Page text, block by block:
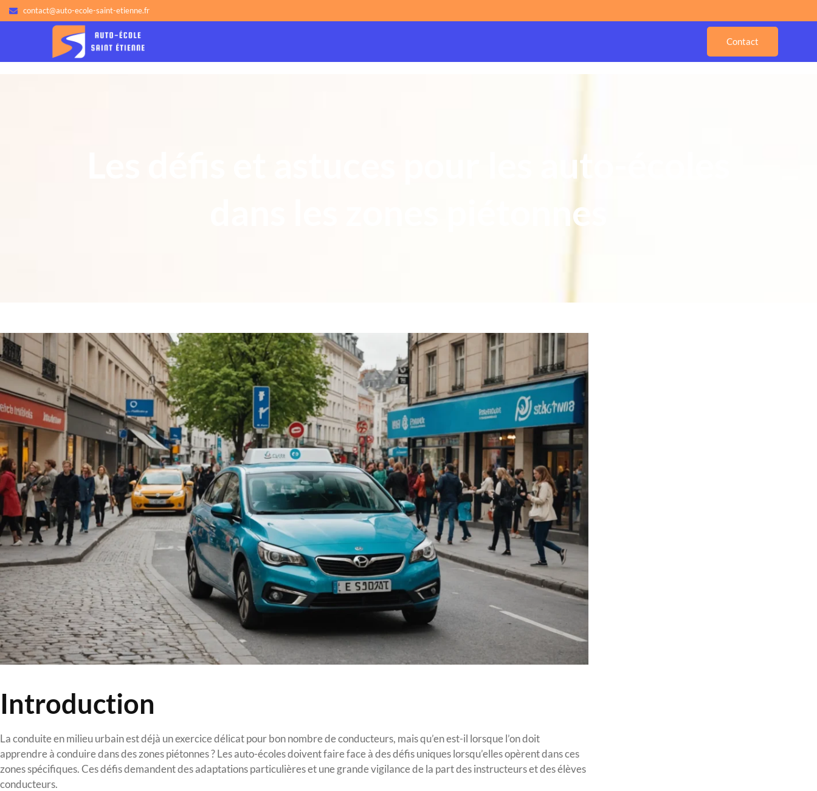
contact@auto-ecole-saint-etienne.fr
Contact
Les défis et astuces pour les auto-écoles
dans les zones piétonnes
Introduction
La conduite en milieu urbain est déjà un exercice délicat pour bon nombre de conducteurs, mais qu’en est-il lorsque l’on doit
apprendre à conduire dans des zones piétonnes ? Les auto-écoles doivent faire face à des défis uniques lorsqu’elles opèrent dans ces
zones spécifiques. Ces défis demandent des adaptations particulières et une grande vigilance de la part des instructeurs et des élèves
conducteurs.